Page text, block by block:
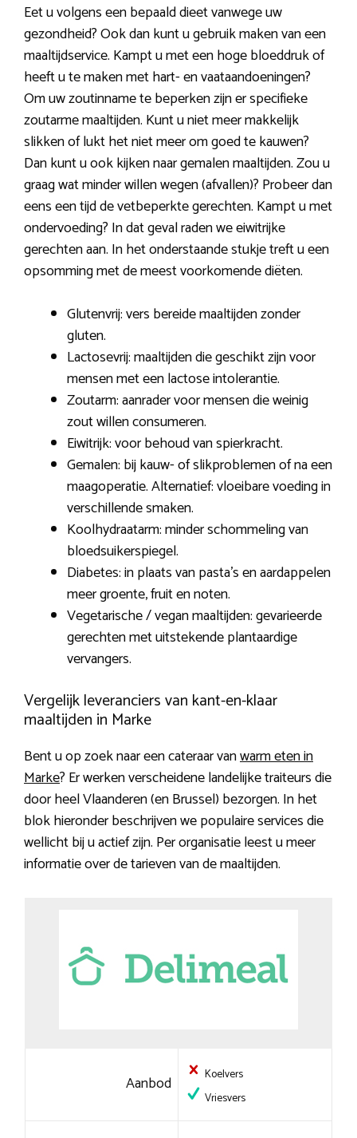
Eet u volgens een bepaald dieet vanwege uw
gezondheid? Ook dan kunt u gebruik maken van een
maaltijdservice. Kampt u met een hoge bloeddruk of
heeft u te maken met hart- en vaataandoeningen?
Om uw zoutinname te beperken zijn er specifieke
zoutarme maaltijden. Kunt u niet meer makkelijk
slikken of lukt het niet meer om goed te kauwen?
Dan kunt u ook kijken naar gemalen maaltijden. Zou u
graag wat minder willen wegen (afvallen)? Probeer dan
eens een tijd de vetbeperkte gerechten. Kampt u met
ondervoeding? In dat geval raden we eiwitrijke
gerechten aan. In het onderstaande stukje treft u een
opsomming met de meest voorkomende diëten.
Glutenvrij: vers bereide maaltijden zonder
gluten.
Lactosevrij: maaltijden die geschikt zijn voor
mensen met een lactose intolerantie.
Zoutarm: aanrader voor mensen die weinig
zout willen consumeren.
Eiwitrijk: voor behoud van spierkracht.
Gemalen: bij kauw- of slikproblemen of na een
maagoperatie. Alternatief: vloeibare voeding in
verschillende smaken.
Koolhydraatarm: minder schommeling van
bloedsuikerspiegel.
Diabetes: in plaats van pasta’s en aardappelen
meer groente, fruit en noten.
Vegetarische / vegan maaltijden: gevarieerde
gerechten met uitstekende plantaardige
vervangers.
Vergelijk leveranciers van kant-en-klaar
maaltijden in Marke
Bent u op zoek naar een cateraar vanwarm eten in
Marke? Er werken verscheidene landelijke traiteurs die
door heel Vlaanderen (en Brussel) bezorgen. In het
blok hieronder beschrijven we populaire services die
wellicht bij u actief zijn. Per organisatie leest u meer
informatie over de tarieven van de maaltijden.
Aanbod
Koelvers
Vriesvers